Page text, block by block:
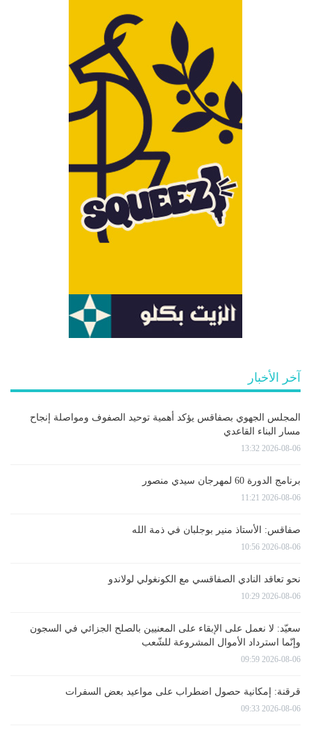
آخر الأخبار
المجلس الجهوي بصفاقس يؤكد أهمية توحيد الصفوف ومواصلة إنجاح
مسار البناء القاعدي
2026-08-06 13:32
برنامج الدورة 60 لمهرجان سيدي منصور
2026-08-06 11:21
صفاقس: الأستاذ منير بوجلبان في ذمة الله
2026-08-06 10:56
نحو تعاقد النادي الصفاقسي مع الكونغولي لولاندو
2026-08-06 10:29
سعيّد: لا نعمل على الإبقاء على المعنيين بالصلح الجزائي في السجون
وإنّما استرداد الأموال المشروعة للشّعب
2026-08-06 09:59
قرقنة: إمكانية حصول اضطراب على مواعيد بعض السفرات
2026-08-06 09:33